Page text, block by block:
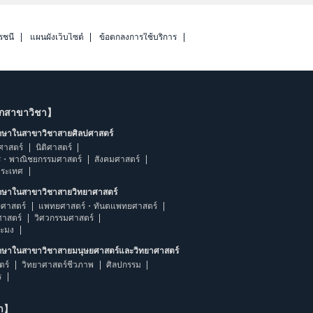
ชนี แผนผังเว็บไซต์ ข้อตกลงการใช้บริการ
าขาวิชา】
าในสาขาวิชาสายศิลปศาสตร์
าสตร์
นิติศาสตร์
・พาณิชยกรรมศาสตร์
สังคมศาสตร์
ะเทศ
าในสาขาวิชาสายวิทยาศาสตร์
าสตร์
แพทยศาสตร์・ทันตแพทยศาสตร์
สตร์
วิศวกรรมศาสตร์
มง
าในสาขาวิชาสายมนุษยศาสตร์และวิทยาศาสตร์
ร์
วิทยาศาสตร์ชีวภาพ
ศิลปกรรม